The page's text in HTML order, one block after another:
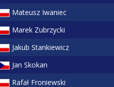
Mateusz Iwaniec
Marek Zubrzycki
Jakub Stankiewicz
Jan Skokan
Rafał Froniewski